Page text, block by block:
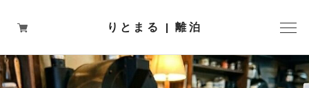
りとまる | 離泊